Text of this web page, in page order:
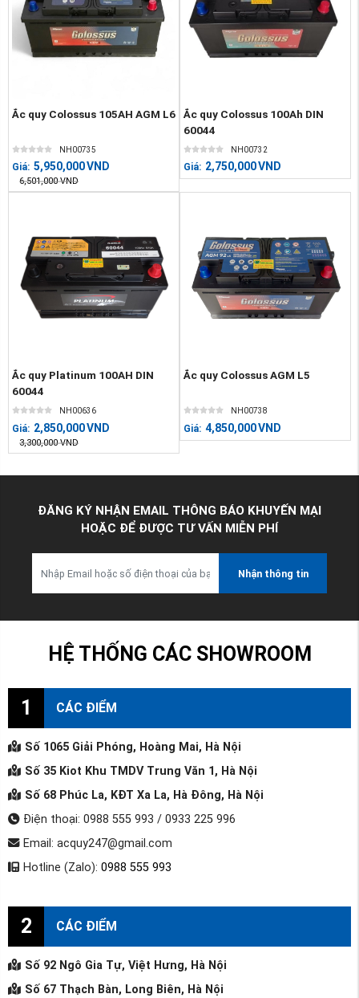
Ắc quy Colossus 105AH AGM L6
NH00735
Giá: 5,950,000VND
6,501,000 VND
Ắc quy Colossus 100Ah DIN
60044
NH00732
Giá: 2,750,000VND
Ắc quy Platinum 100AH DIN
60044
NH00636
Giá: 2,850,000VND
3,300,000 VND
Ắc quy Colossus AGM L5
NH00738
Giá: 4,850,000VND
ĐĂNG KÝ NHẬN EMAIL THÔNG BÁO KHUYẾN MẠI
HOẶC ĐỂ ĐƯỢC TƯ VẤN MIỄN PHÍ
Nhận thông tin
HỆ THỐNG CÁC SHOWROOM
1 CÁC ĐIỂM
Số 1065 Giải Phóng, Hoàng Mai, Hà Nội
Số 35 Kiot Khu TMDV Trung Văn 1, Hà Nội
Số 68 Phúc La, KĐT Xa La, Hà Đông, Hà Nội
Điện thoại: 0988 555 993 / 0933 225 996
Email: acquy247@gmail.com
Hotline (Zalo): 0988 555 993
2 CÁC ĐIỂM
Số 92 Ngô Gia Tự, Việt Hưng, Hà Nội
Số 67 Thạch Bàn, Long Biên, Hà Nội